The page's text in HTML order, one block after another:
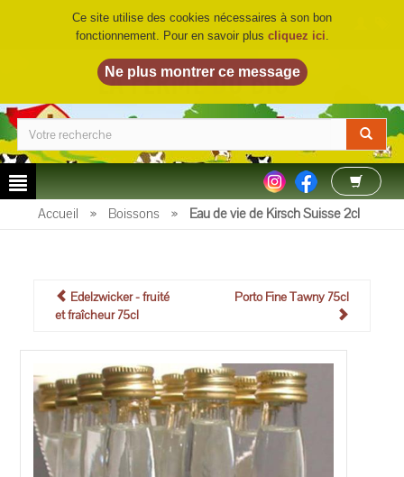
LA FERME DU BIO©
Accueil » Boissons » Eau de vie de Kirsch Suisse 2cl
Edelzwicker - fruité
et fraîcheur 75cl
Porto Fine Tawny 75cl
Ce site utilise des cookies nécessaires à son bon
fonctionnement. Pour en savoir plus cliquez ici.